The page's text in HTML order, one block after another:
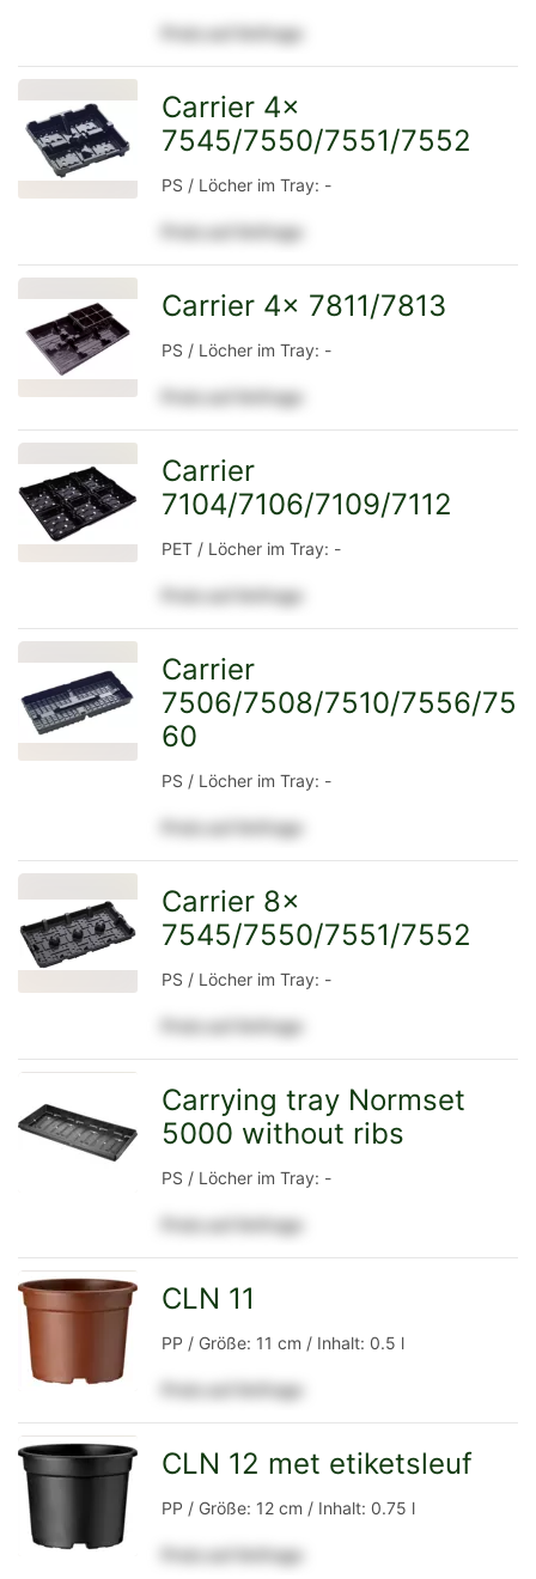
Detailseite
Preis auf Anfrage
Carrier 4x
7545/7550/7551/7552
PS / Löcher im Tray: -
Preis auf Anfrage
Detailseite
Carrier 4x 7811/7813
PS / Löcher im Tray: -
Preis auf Anfrage
zur
Carrier
7104/7106/7109/7112
PET / Löcher im Tray: -
Preis auf Anfrage
Detailseite
Carrier
7506/7508/7510/7556/75
60
PS / Löcher im Tray: -
Preis auf Anfrage
Carrier 8x
7545/7550/7551/7552
PS / Löcher im Tray: -
Preis auf Anfrage
zur
Carrying tray Normset
5000 without ribs
PS / Löcher im Tray: -
Preis auf Anfrage
Detailseite
CLN 11
PP / Größe: 11 cm / Inhalt: 0.5 l
Preis auf Anfrage
CLN 12 met etiketsleuf
PP / Größe: 12 cm / Inhalt: 0.75 l
Preis auf Anfrage